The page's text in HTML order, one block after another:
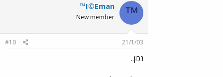
™
™I©Eman
New member
21/1/03
#10
נכון..